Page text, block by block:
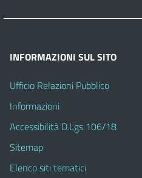
INFORMAZIONI SUL SITO
Ufficio Relazioni Pubblico
Informazioni
Accessibilità D.Lgs 106/18
Sitemap
Elenco siti tematici